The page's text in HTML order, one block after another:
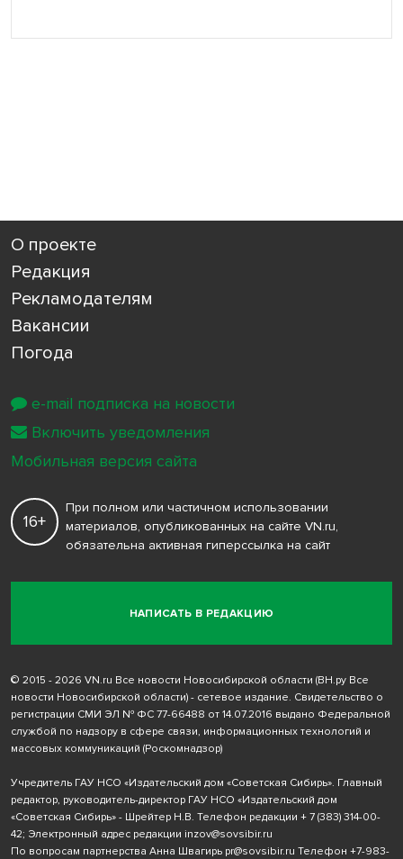
О проекте
Редакция
Рекламодателям
Вакансии
Погода
НАПИСАТЬ В РЕДАКЦИЮ
16+
При полном или частичном использовании
материалов, опубликованных на сайте VN.ru,
обязательна активная гиперссылка на сайт
© 2015 - 2026 VN.ru Все новости Новосибирской области (ВН.ру Все
новости Новосибирской области) - сетевое издание. Свидетельство о
регистрации СМИ ЭЛ № ФС 77-66488 от 14.07.2016 выдано Федеральной
службой по надзору в сфере связи, информационных технологий и
массовых коммуникаций (Роскомнадзор)
Учредитель ГАУ НСО «Издательский дом «Советская Сибирь». Главный
редактор, руководитель-директор ГАУ НСО «Издательский дом
«Советская Сибирь» - Шрейтер Н.В. Телефон редакции + 7 (383) 314-00-
42; Электронный адрес редакции inzov@sovsibir.ru
По вопросам партнерства Анна Швагирь pr@sovsibir.ru Телефон +7-983-
e-mail подписка на новости
Включить уведомления
Мобильная версия сайта